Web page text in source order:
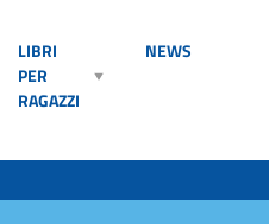
LIBRI
PER
RAGAZZI
NEWS